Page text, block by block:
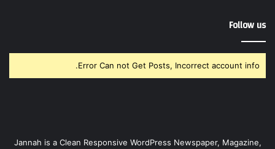
Follow us
Error Can not Get Posts, Incorrect account info.
Jannah is a Clean Responsive WordPress Newspaper, Magazine,